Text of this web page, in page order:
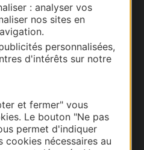
: analyser vos
nos sites en
personnalisées,
d'intérêts sur notre
et fermer" vous
Le bouton "Ne pas
permet d'indiquer
cookies nécessaires au